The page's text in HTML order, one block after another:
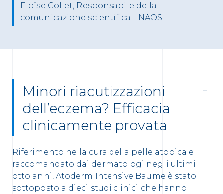
Eloïse Collet, Responsabile della
comunicazione scientifica - NAOS.
Minori riacutizzazioni
dell’eczema? Efficacia
clinicamente provata
Riferimento nella cura della pelle atopica e
raccomandato dai dermatologi negli ultimi
otto anni, Atoderm Intensive Baume è stato
sottoposto a dieci studi clinici che hanno